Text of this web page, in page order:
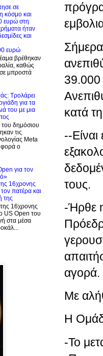
κατά
--
τους.
-Ήρθε
αγορά.
Με
Η
-To
σε
κόσμο και
ευρώ στη
ήταν
και
ευρώ
βρέθηκαν
καθώς
μπροστά
Τρολάρει
για τα
του με μια
του δημόσιου
τις
Meta
φορά ο
για τον
16χρονης
πατέρα και
της
16χρονης
US Open του
στα μέσα